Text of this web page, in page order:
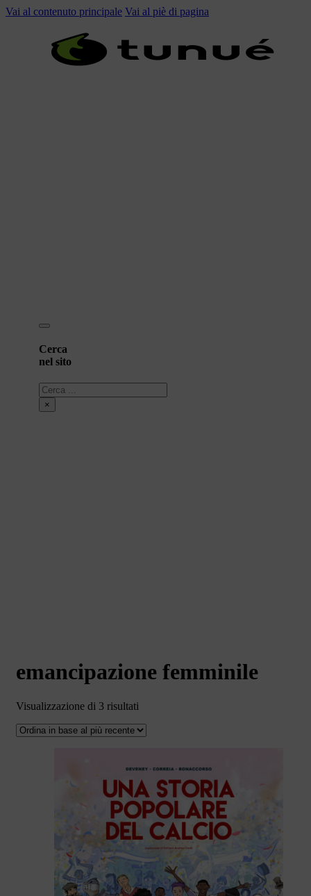
Vai al contenuto principale Vai al piè di pagina
Cerca
nel sito
Cerca
×
emancipazione femminile
Visualizzazione di 3 risultati
base
recente